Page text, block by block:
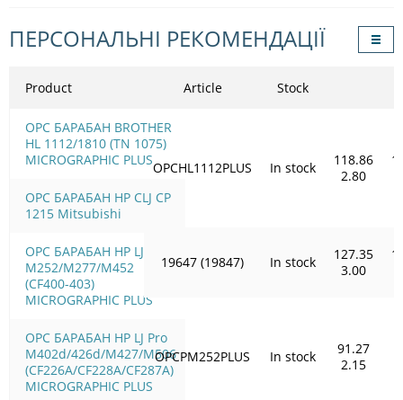
ПЕРСОНАЛЬНІ РЕКОМЕНДАЦІЇ
Product
OPC БАРАБАН BROTHER
HL 1112/1810 (TN 1075)
MICROGRAPHIC PLUS
OPC БАРАБАН HP CLJ CP
1215 Mitsubishi
OPC БАРАБАН HP LJ Pro
M252/M277/M452
(CF400-403)
MICROGRAPHIC PLUS
OPC БАРАБАН HP LJ Pro
M402d/426d/M427/M506
(CF226A/CF228A/CF287A)
MICROGRAPHIC PLUS
Article Stock
OPCHL1112PLUS In stock
118.86
2.80
19647 (19847) In stock
127.35
3.00
OPCPM252PLUS In stock
91.27
2.15